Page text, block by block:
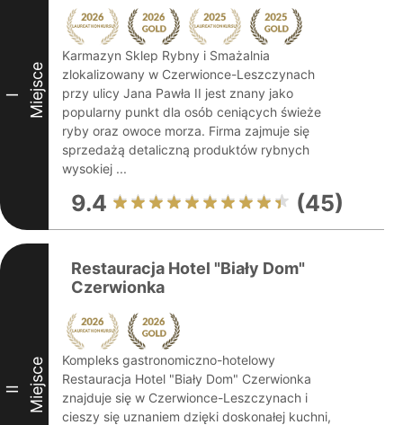
I Miejsce
Karmazyn Sklep Rybny i Smażalnia
zlokalizowany w Czerwionce-Leszczynach
przy ulicy Jana Pawła II jest znany jako
popularny punkt dla osób ceniących świeże
ryby oraz owoce morza. Firma zajmuje się
sprzedażą detaliczną produktów rybnych
wysokiej ...
9.4 (45)
II Miejsce
Restauracja Hotel "Biały Dom"
Czerwionka
Kompleks gastronomiczno-hotelowy
Restauracja Hotel "Biały Dom" Czerwionka
znajduje się w Czerwionce-Leszczynach i
cieszy się uznaniem dzięki doskonałej kuchni,